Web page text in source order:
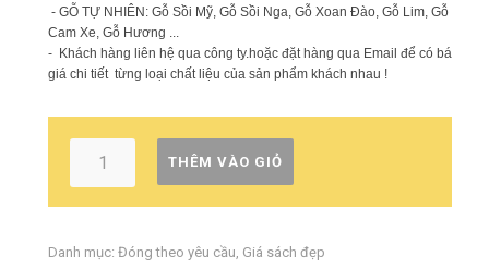
- GỖ TỰ NHIÊN: Gỗ Sồi Mỹ, Gỗ Sồi Nga, Gỗ Xoan Đào, Gỗ Lim, Gỗ
Cam Xe, Gỗ Hương ...
- Khách hàng liên hệ qua công ty.hoặc đặt hàng qua Email để có báo
giá chi tiết từng loại chất liệu của sản phẩm khách nhau !
THÊM VÀO GIỎ
Danh mục: Đóng theo yêu cầu, Giá sách đẹp